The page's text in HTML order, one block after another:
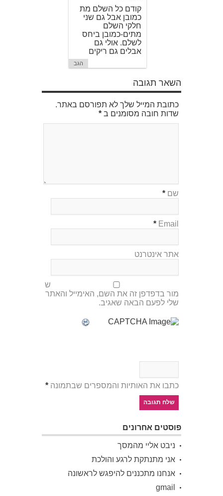
קודם כל השלם מת
כמובן אבל גם שני
חלקי השלם
מתים-כמובן ביחס
לשלם. אולי גם
אבלים גם ריקים
הגב
השאר תגובה
כתובת המייל שלך לא תפורסם באתר.
שדות חובה מסומנים ב *
שם *
Email
*
אתר אינטרנט
ש
מור בדפדפן זה את השם, האימייל והאתר
שלי לפעם הבאה שאגיב.
כתבו את האותיות והמספרים שבתמונה *
פוסטים אחרונים
ניבט אליי מהמסך
אני מתנתקת לרגע והולכת
אנחנו מתכננים להיפגש לראשונה
gmail